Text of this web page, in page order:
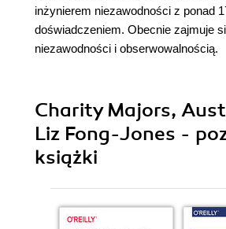
inżynierem niezawodności z ponad
doświadczeniem. Obecnie zajmuje
niezawodności i obserwowalnością.
Charity Majors,
Liz Fong-Jones -
książki